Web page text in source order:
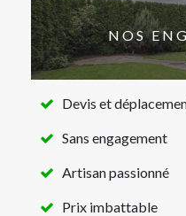
NOS
Devis et
Sans engagement
Artisan passionné
Prix imbattable